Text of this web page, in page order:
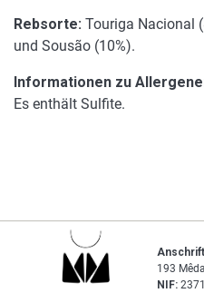
Rebsorte: Touriga Nacional
und Sousão (10%).
Informationen zu
Es enthält Sulfite.
193 Mêda
NIF: